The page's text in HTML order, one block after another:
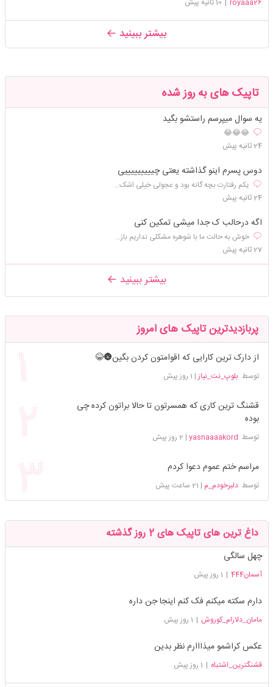
بیشتر ببینید
تاپیک های به روز شده
یه سوال میپرسم راستشو بگید
😂😂😂
24 ثانیه پیش
دوس پسرم اینو گذاشته یعتی چیییییییییی
یکم رفتارت بچه گانه بود و عجولی خیلی اشک...
24 ثانیه پیش
اگه درحالب ک جدا میشی تمکین کنی
خوش به حالت ما با شوهره مشکلی نداریم باز...
27 ثانیه پیش
بیشتر ببینید
پربازدیدترین تاپیک های امروز
از دارک ترین کارایی که اقوامتون کردن بگین🌚😂
توسطبلوپ_نت_نیاز | 1 روز پیش
قشنگ ترین کاری که همسرتون تا حالا براتون کرده چی
بوده
توسط yasnaaaakord
| 2 روز پیش
مراسم ختم عموم دعوا کردم
توسطدلبرخودم_م | 21 ساعت پیش
داغ ترین های تاپیک های 2 روز گذشته
چهل سالگی
آسمان444 | 1 روز پیش
دارم سکته میکنم فک کنم اینجا جن داره
مامان_دلارام_کوروش | 1 روز پیش
عکس کراشمو میذااارم نظر بدین
قشنگترین_اشتباه | 1 روز پیش